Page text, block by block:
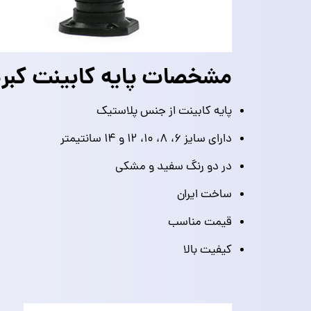
مشخصات پایه کابینت
پایه کابینت از جنس پلاستیک
دارای سایز ۶، ۸، ۱۰، ۱۲ و ۱۴ سانتیمتر
در دو رنگ سفید و مشکی
ساخت ایران
قیمت مناسب
کیفیت بالا